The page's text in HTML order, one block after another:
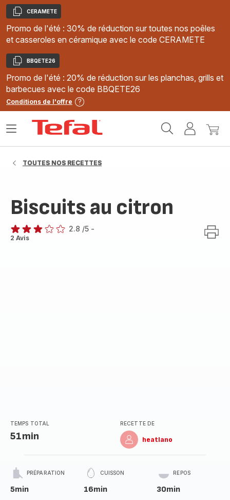
Copier
CERAMETE
Promo de l'été : 30% de réduction sur toutes nos poêles
et casseroles en céramique avec le code CERAMETE
Copier
BBQETE26
Promo de l'été : 20% de réduction sur les planchas, grills et
barbecues avec le code BBQETE26
Conditions de l'offre
MonMon
Ouvrir
TOUTES NOS RECETTES
Biscuits au citron
ratings.2.8
2.8 /5 -
2 Avis
TEMPS TOTAL
51min
RECETTE DE
heatlano
PRÉPARATION
5min
CUISSON
16min
REPOS
30min